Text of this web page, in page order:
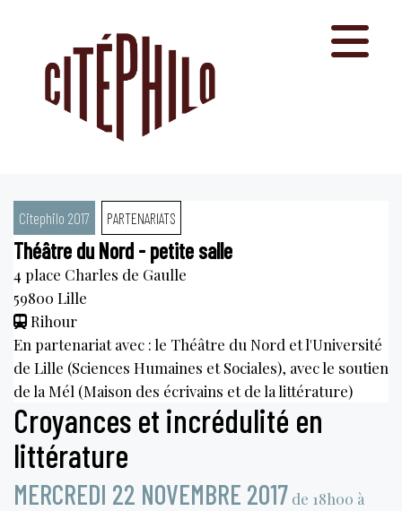
Citephilo 2017 PARTENARIATS
Théâtre du Nord - petite salle
4 place Charles de Gaulle
59800 Lille
Rihour
En partenariat avec : le Théâtre du Nord et l'Université
de Lille (Sciences Humaines et Sociales), avec le soutien
de la Mél (Maison des écrivains et de la littérature)
Croyances et incrédulité en
littérature
MERCREDI 22 NOVEMBRE 2017 de 18h00 à